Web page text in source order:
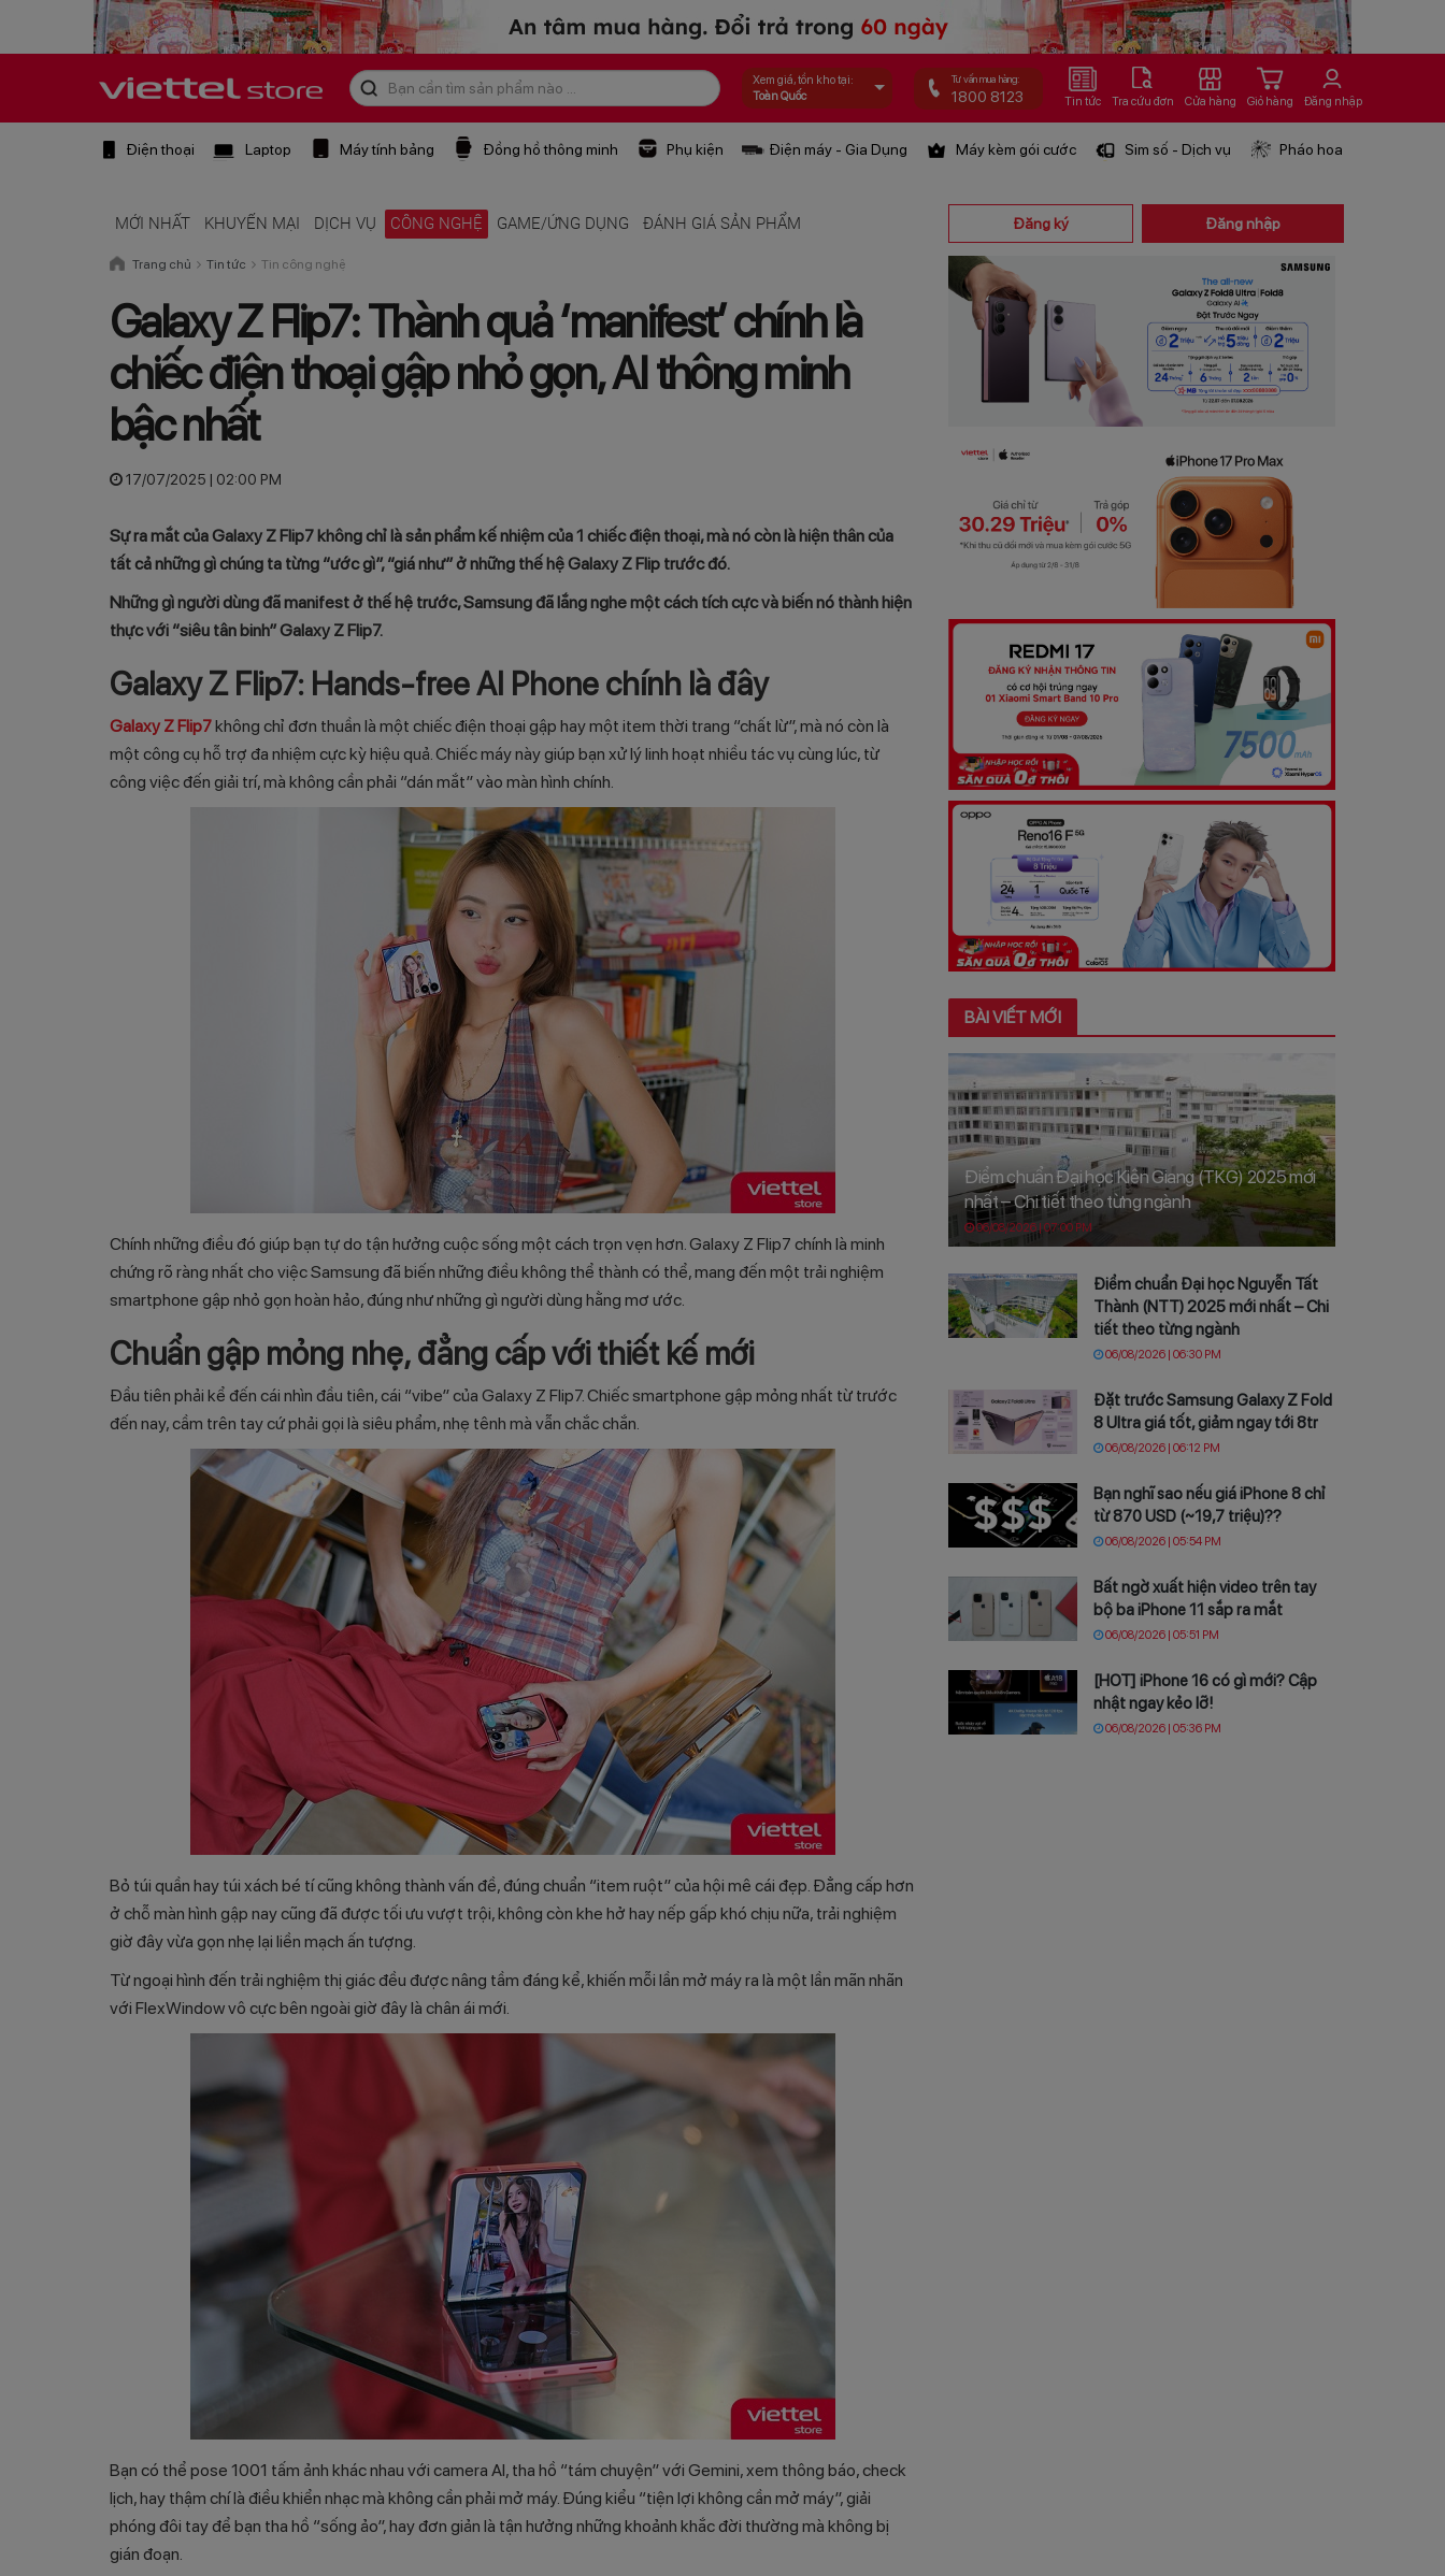
Xem giá, tồn kho tại:
Toàn Quốc
Tư vấn mua hàng:
1800 8123 Tin tức Tra cứu đơn Cửa hàng Giỏ hàng Đăng nhập
Điện thoại Laptop Máy tính bảng Đồng hồ thông minh Phụ kiện Điện máy - Gia Dụng Máy kèm gói cước Sim số - Dịch vụ Pháo hoa
MỚI NHẤT KHUYẾN MẠI DỊCH VỤ CÔNG NGHỆ GAME/ỨNG DỤNG ĐÁNH GIÁ SẢN PHẨM Đăng ký Đăng nhập
Trang chủ Tin tức Tin công nghệ
Galaxy Z Flip7: Thành quả ‘manifest’ chính là
chiếc điện thoại gập nhỏ gọn, AI thông minh
bậc nhất
17/07/2025 | 02:00 PM
Sự ra mắt của Galaxy Z Flip7 không chỉ là sản phẩm kế nhiệm của 1 chiếc điện thoại, mà nó còn là hiện thân của
tất cả những gì chúng ta từng “ước gì”, “giá như” ở những thế hệ Galaxy Z Flip trước đó.
Những gì người dùng đã manifest ở thế hệ trước, Samsung đã lắng nghe một cách tích cực và biến nó thành hiện
thực với “siêu tân binh” Galaxy Z Flip7.
Galaxy Z Flip7: Hands-free AI Phone chính là đây
Galaxy Z Flip7không chỉ đơn thuần là một chiếc điện thoại gập hay một item thời trang “chất lừ”, mà nó còn là
một công cụ hỗ trợ đa nhiệm cực kỳ hiệu quả. Chiếc máy này giúp bạn xử lý linh hoạt nhiều tác vụ cùng lúc, từ
công việc đến giải trí, mà không cần phải “dán mắt” vào màn hình chính.
Chính những điều đó giúp bạn tự do tận hưởng cuộc sống một cách trọn vẹn hơn. Galaxy Z Flip7 chính là minh
chứng rõ ràng nhất cho việc Samsung đã biến những điều không thể thành có thể, mang đến một trải nghiệm
smartphone gập nhỏ gọn hoàn hảo, đúng như những gì người dùng hằng mơ ước.
Chuẩn gập mỏng nhẹ, đẳng cấp với thiết kế mới
Đầu tiên phải kể đến cái nhìn đầu tiên, cái “vibe” của Galaxy Z Flip7. Chiếc smartphone gập mỏng nhất từ trước
đến nay, cầm trên tay cứ phải gọi là siêu phẩm, nhẹ tênh mà vẫn chắc chắn.
Bỏ túi quần hay túi xách bé tí cũng không thành vấn đề, đúng chuẩn “item ruột” của hội mê cái đẹp. Đẳng cấp hơn
ở chỗ màn hình gập nay cũng đã được tối ưu vượt trội, không còn khe hở hay nếp gấp khó chịu nữa, trải nghiệm
giờ đây vừa gọn nhẹ lại liền mạch ấn tượng.
Từ ngoại hình đến trải nghiệm thị giác đều được nâng tầm đáng kể, khiến mỗi lần mở máy ra là một lần mãn nhãn
với FlexWindow vô cực bên ngoài giờ đây là chân ái mới.
Bạn có thể pose 1001 tấm ảnh khác nhau với camera AI, tha hồ “tám chuyện” với Gemini, xem thông báo, check
lịch, hay thậm chí là điều khiển nhạc mà không cần phải mở máy. Đúng kiểu “tiện lợi không cần mở máy”, giải
phóng đôi tay để bạn tha hồ “sống ảo”, hay đơn giản là tận hưởng những khoảnh khắc đời thường mà không bị
gián đoạn.
BÀI VIẾT MỚI
Điểm chuẩn Đại học Kiên Giang (TKG) 2025 mới
nhất – Chi tiết theo từng ngành
06/08/2026 | 07:00 PM
Điểm chuẩn Đại học Nguyễn Tất
Thành (NTT) 2025 mới nhất – Chi
tiết theo từng ngành
06/08/2026 | 06:30 PM
Đặt trước Samsung Galaxy Z Fold
8 Ultra giá tốt, giảm ngay tới 8tr
06/08/2026 | 06:12 PM
Bạn nghĩ sao nếu giá iPhone 8 chỉ
từ 870 USD (~19,7 triệu)??
06/08/2026 | 05:54 PM
Bất ngờ xuất hiện video trên tay
bộ ba iPhone 11 sắp ra mắt
06/08/2026 | 05:51 PM
[HOT] iPhone 16 có gì mới? Cập
nhật ngay kẻo lỡ!
06/08/2026 | 05:36 PM